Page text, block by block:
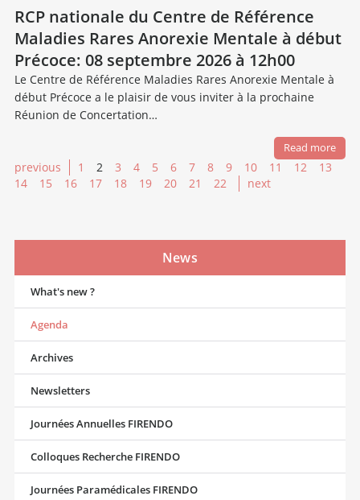
RCP nationale du Centre de Référence
Maladies Rares Anorexie Mentale à début
Précoce: 08 septembre 2026 à 12h00
Le Centre de Référence Maladies Rares Anorexie Mentale à
début Précoce a le plaisir de vous inviter à la prochaine
Réunion de Concertation…
Read more
previous 1 2 3 4 5 6 7 8 9 10 11 12
13
14
15 16 17 18 19 20 21 22 next
News
What's new ?
Agenda
Archives
Newsletters
Journées Annuelles FIRENDO
Colloques Recherche FIRENDO
Journées Paramédicales FIRENDO